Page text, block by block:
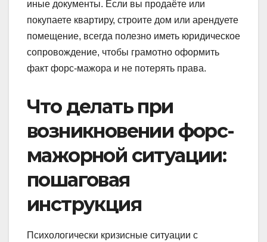
иные документы. Если вы продаёте или
покупаете квартиру, строите дом или арендуете
помещение, всегда полезно иметь юридическое
сопровождение, чтобы грамотно оформить
факт форс-мажора и не потерять права.
Что делать при
возникновении форс-
мажорной ситуации:
пошаговая
инструкция
Психологически кризисные ситуации с